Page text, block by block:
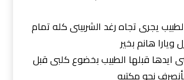
يجرى تجاه رغد الشربينى كله تمام
ويارا هانم بخير
ايدها قبلها الطبيب بخضوع كلبى قبل
نحو مكتبه